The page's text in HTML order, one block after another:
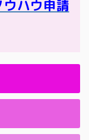
ウハウ申請